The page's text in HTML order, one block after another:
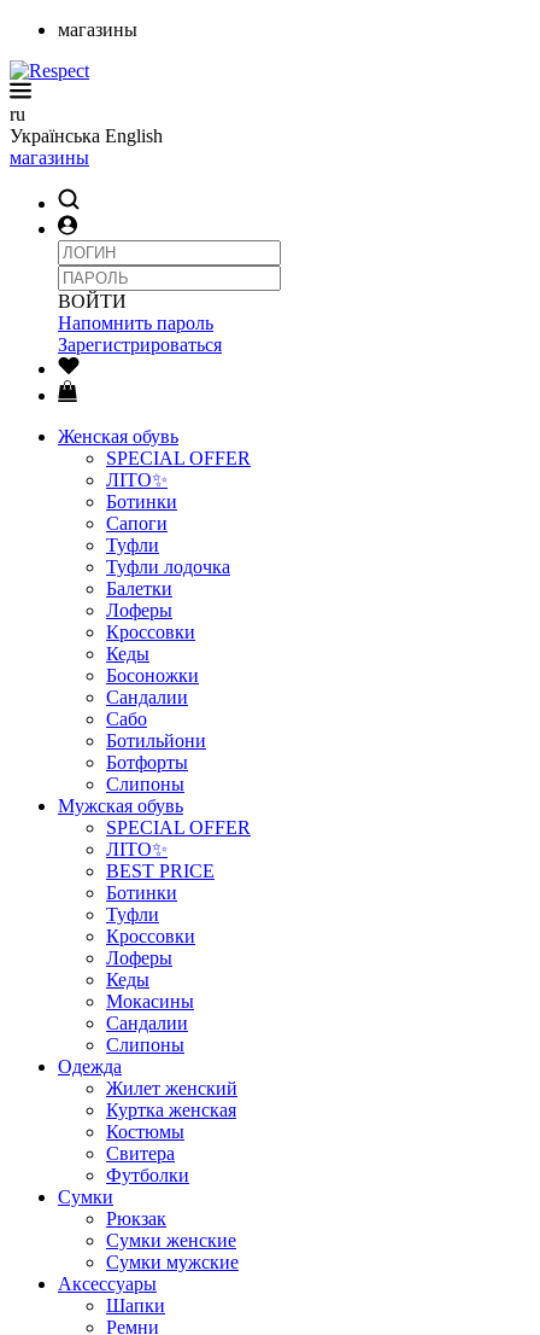
магазины
ru
Українська English
магазины
ВОЙТИ
Напомнить пароль
Зарегистрироваться
Женская обувь
SPECIAL OFFER
ЛІТО✨
Ботинки
Сапоги
Туфли
Туфли лодочка
Балетки
Лоферы
Кроссовки
Кеды
Босоножки
Сандалии
Сабо
Ботильйони
Ботфорты
Слипоны
Мужская обувь
SPECIAL OFFER
ЛІТО✨
BEST PRICE
Ботинки
Туфли
Кроссовки
Лоферы
Кеды
Мокасины
Сандалии
Слипоны
Одежда
Жилет женский
Куртка женская
Костюмы
Свитера
Футболки
Сумки
Рюкзак
Сумки женские
Сумки мужские
Аксеcсуары
Шапки
Ремни